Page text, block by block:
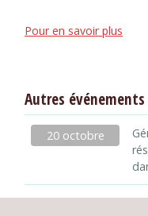
Pour en savoir plus
Autres
20 octobre